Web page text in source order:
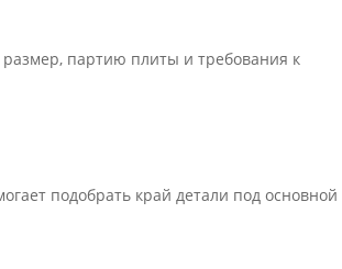
размер, партию плиты и требования к
подобрать край детали под основной